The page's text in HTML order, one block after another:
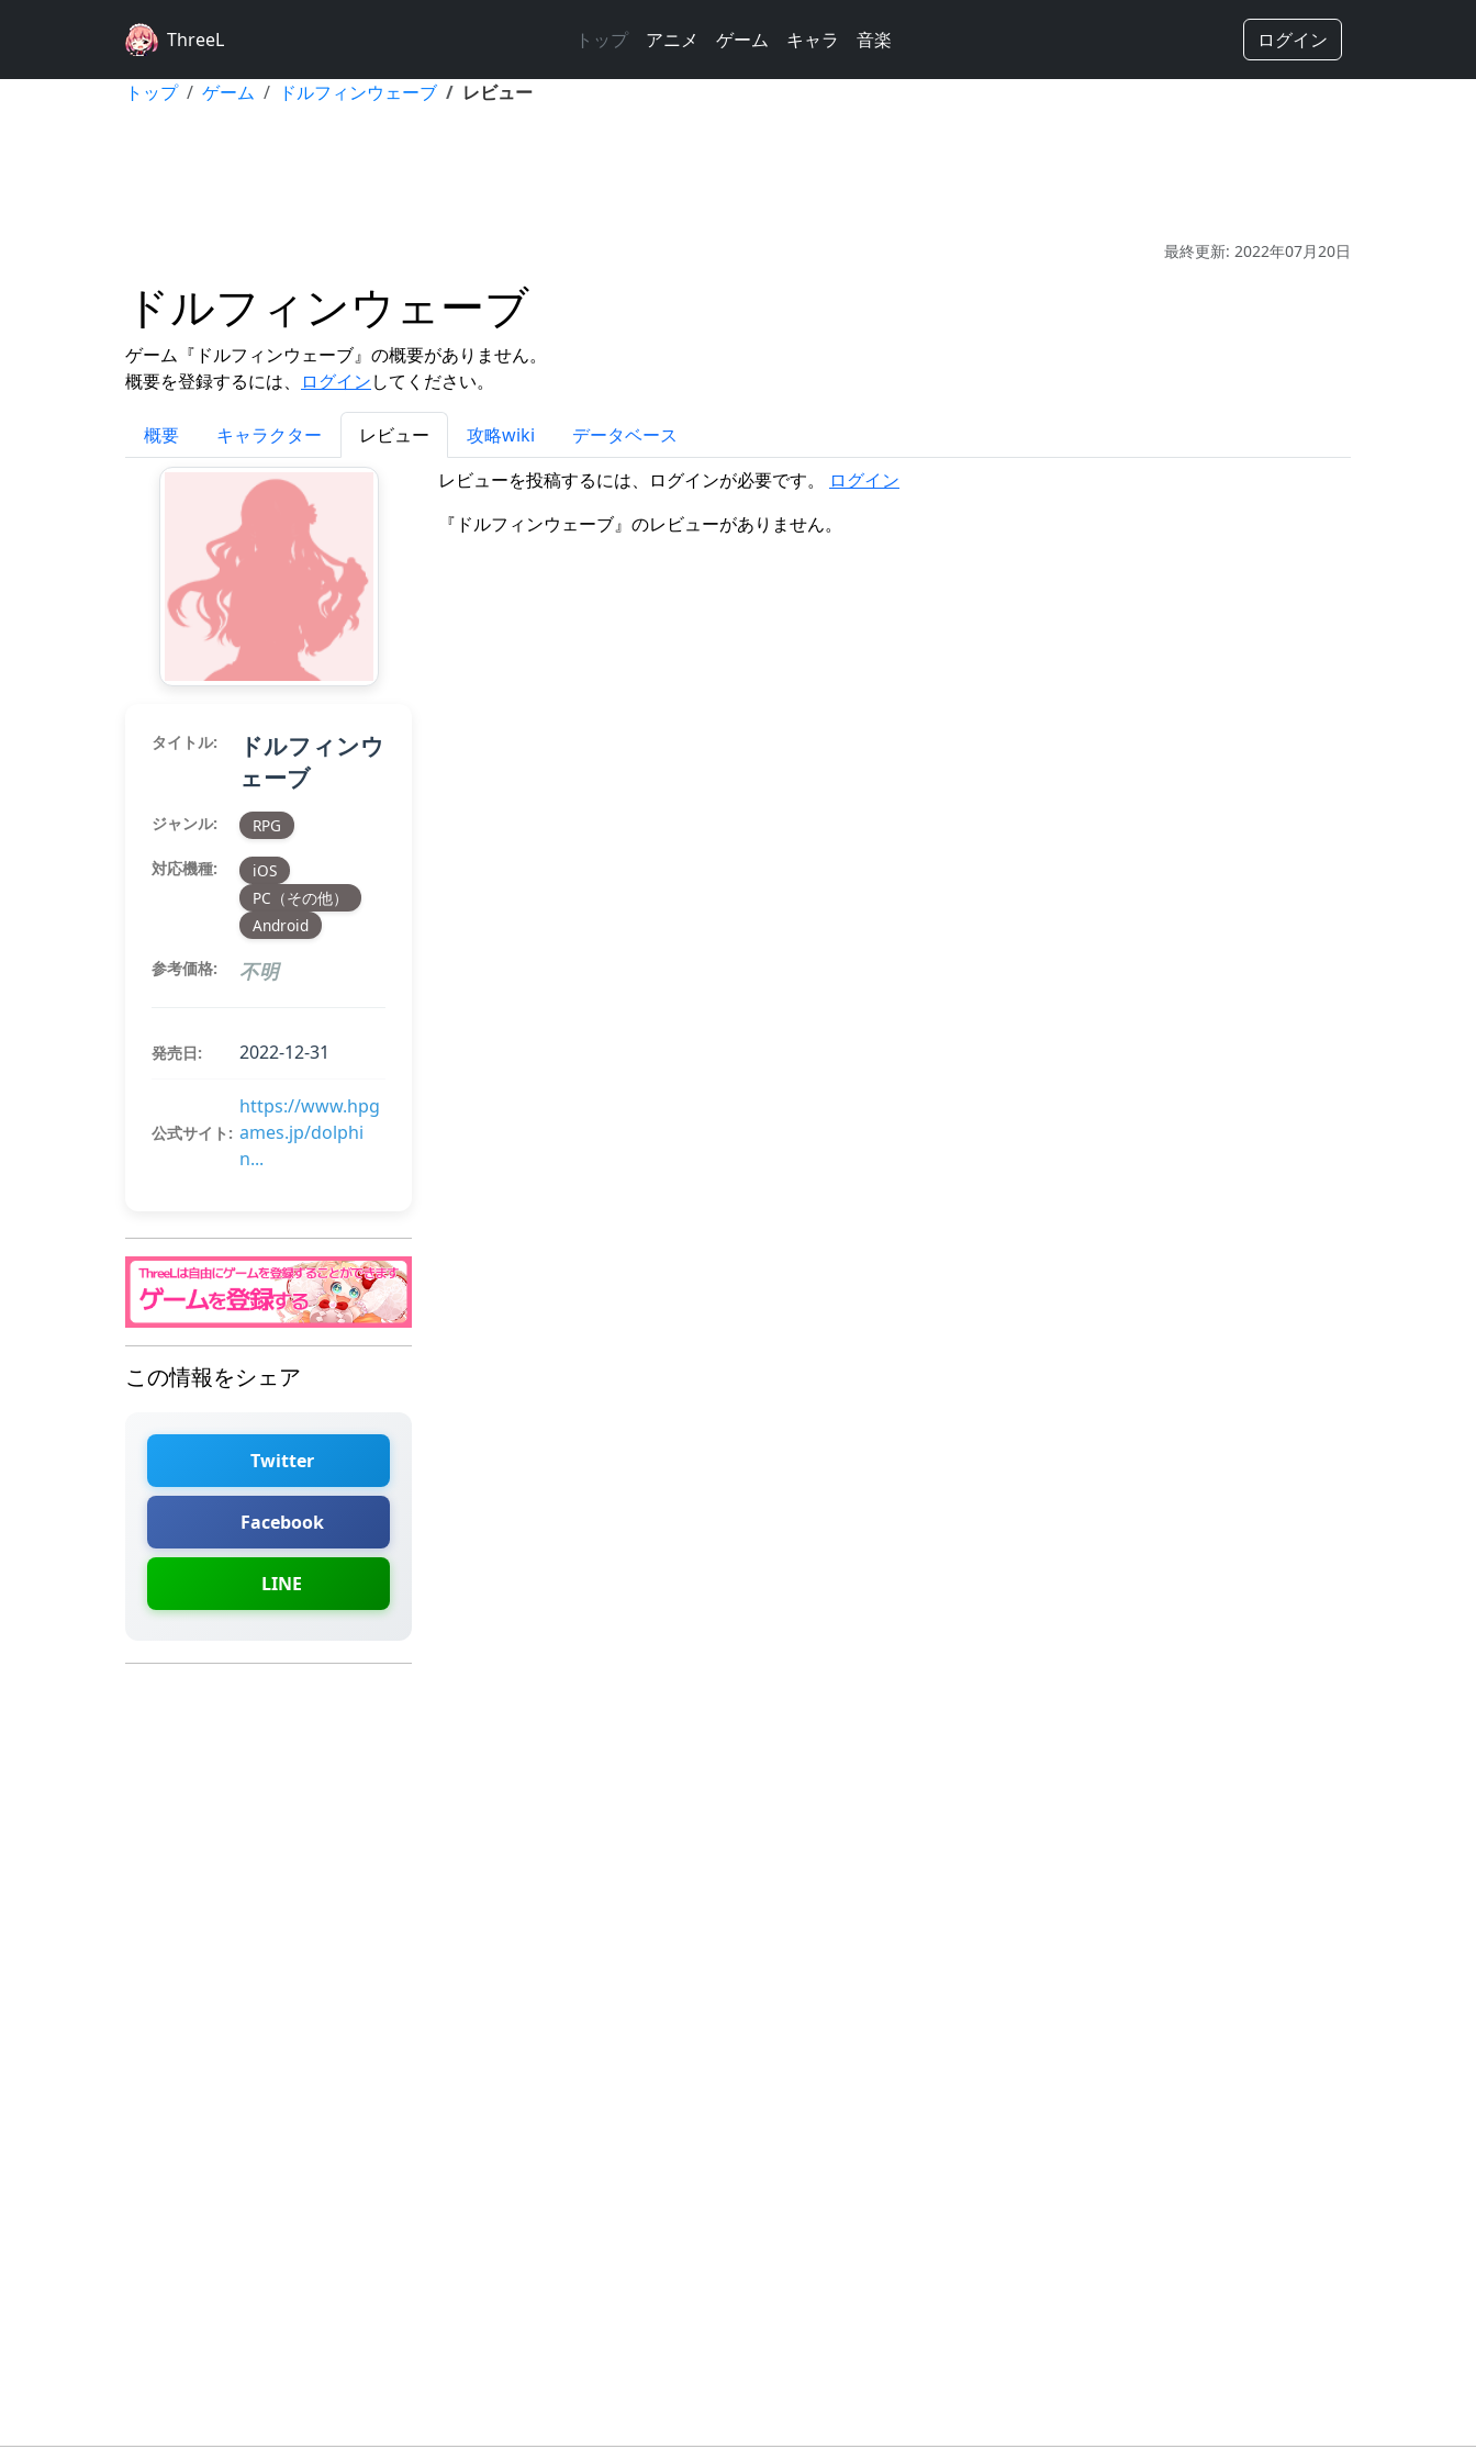
ThreeL トップ アニメ ゲーム キャラ 音楽 ログイン
トップ ゲーム ドルフィンウェーブ レビュー
最終更新: 2022年07月20日
ドルフィンウェーブ
ゲーム『ドルフィンウェーブ』の概要がありません。
概要を登録するには、
ログインしてください。
概要 キャラクター レビュー 攻略wiki データベース
タイトル:
ドルフィンウ
ェーブ
ジャンル: RPG
対応機種:
iOS
PC（その他）
Android
参考価格: 不明
発売日: 2022-12-31
公式サイト:
https://www.hpg
ames.jp/dolphi
n...
この情報をシェア
Twitter
Facebook
LINE
レビューを投稿するには、ログインが必要です。
ログイン
『ドルフィンウェーブ』のレビューがありません。